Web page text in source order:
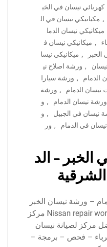
كهربائي نيسان في الخب
, مكيانيكي نيسان في ال
ميكانيكي نيسان الدما
, ميكانيكي نيسان ف
, ميكانيكي نيسا
, ورشة اصلاح ني
الدمام , ورشة سيارا
الدمام , ورشة
ورشة نيسان الدمام , و
نيسان في الجبيل , و
في الدمام , ور
– الد
– ورشة نيسان الخبر
– المنطقة الشرقية Nissan repair workshop مركز
مركز لصيانة نيسان
– فحص – برمجة –